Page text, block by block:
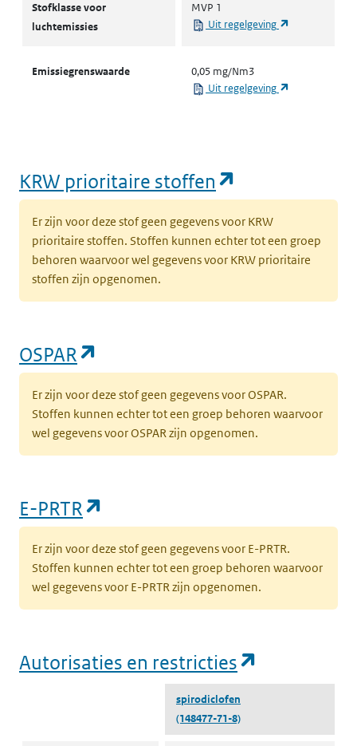
Stofklasse voor
luchtemissies
MVP 1
Uit regelgeving
Emissiegrenswaarde
0,05 mg/Nm3
Uit regelgeving
KRW prioritaire stoffen
Er zijn voor deze stof geen gegevens voor KRW
prioritaire stoffen. Stoffen kunnen echter tot een groep
behoren waarvoor wel gegevens voor KRW prioritaire
stoffen zijn opgenomen.
OSPAR
Er zijn voor deze stof geen gegevens voor OSPAR.
Stoffen kunnen echter tot een groep behoren waarvoor
wel gegevens voor OSPAR zijn opgenomen.
E-PRTR
Er zijn voor deze stof geen gegevens voor E-PRTR.
Stoffen kunnen echter tot een groep behoren waarvoor
wel gegevens voor E-PRTR zijn opgenomen.
Autorisaties en restricties
spirodiclofen
(148477-71-8)